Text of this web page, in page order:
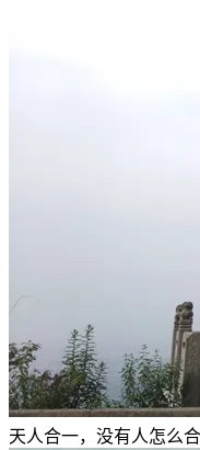
天人合一，没有人怎么